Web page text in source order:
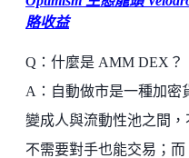
賂收益
Q：什麼是 AMM DEX？
A：自動做市是一種加密
變成人與流動性池之間
不需要對手也能交易；